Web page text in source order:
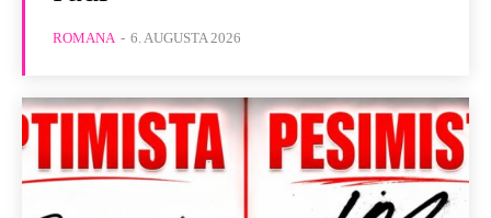
ROMANA - 6. AUGUSTA 2026